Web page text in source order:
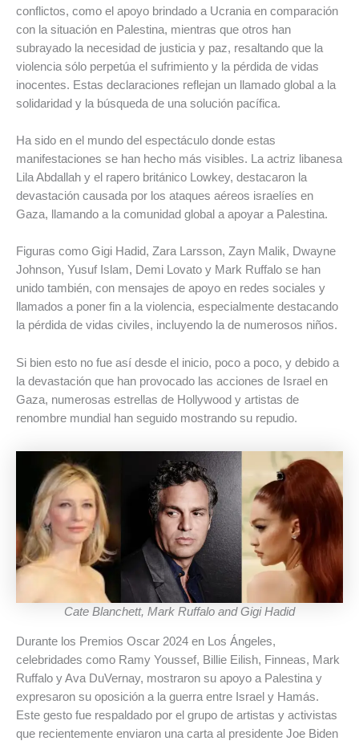
conflictos, como el apoyo brindado a Ucrania en comparación
con la situación en Palestina, mientras que otros han
subrayado la necesidad de justicia y paz, resaltando que la
violencia sólo perpetúa el sufrimiento y la pérdida de vidas
inocentes. Estas declaraciones reflejan un llamado global a la
solidaridad y la búsqueda de una solución pacífica.
Ha sido en el mundo del espectáculo donde estas
manifestaciones se han hecho más visibles. La actriz libanesa
Lila Abdallah y el rapero británico Lowkey, destacaron la
devastación causada por los ataques aéreos israelíes en
Gaza, llamando a la comunidad global a apoyar a Palestina.
Figuras como Gigi Hadid, Zara Larsson, Zayn Malik, Dwayne
Johnson, Yusuf Islam, Demi Lovato y Mark Ruffalo se han
unido también, con mensajes de apoyo en redes sociales y
llamados a poner fin a la violencia, especialmente destacando
la pérdida de vidas civiles, incluyendo la de numerosos niños.
Si bien esto no fue así desde el inicio, poco a poco, y debido a
la devastación que han provocado las acciones de Israel en
Gaza, numerosas estrellas de Hollywood y artistas de
renombre mundial han seguido mostrando su repudio.
Cate Blanchett, Mark Ruffalo and Gigi Hadid
Durante los Premios Oscar 2024 en Los Ángeles,
celebridades como Ramy Youssef, Billie Eilish, Finneas, Mark
Ruffalo y Ava DuVernay, mostraron su apoyo a Palestina y
expresaron su oposición a la guerra entre Israel y Hamás.
Este gesto fue respaldado por el grupo de artistas y activistas
que recientemente enviaron una carta al presidente Joe Biden